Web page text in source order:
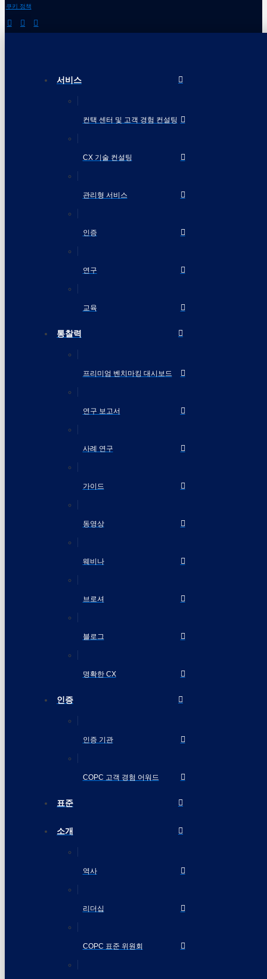
쿠키 정책
서비스
컨택 센터 및 고객 경험 컨설팅
CX 기술 컨설팅
관리형 서비스
인증
연구
교육
통찰력
프리미엄 벤치마킹 대시보드
연구 보고서
사례 연구
가이드
동영상
웨비나
브로셔
블로그
명확한 CX
인증
인증 기관
COPC 고객 경험 어워드
표준
소개
역사
리더십
COPC 표준 위원회